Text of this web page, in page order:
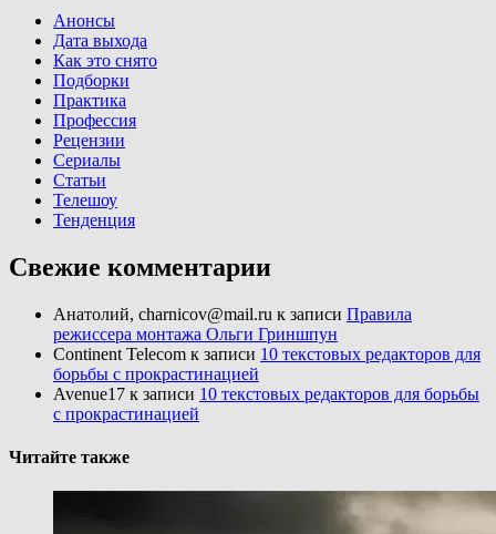
Анонсы
Дата выхода
Как это снято
Подборки
Практика
Профессия
Рецензии
Сериалы
Статьи
Телешоу
Тенденция
Свежие комментарии
Анатолий, charnicov@mail.ru к записи Правила
режиссера монтажа Ольги Гриншпун
Continent Telecom к записи 10 текстовых редакторов для
борьбы с прокрастинацией
Avenue17 к записи 10 текстовых редакторов для борьбы
с прокрастинацией
Читайте также